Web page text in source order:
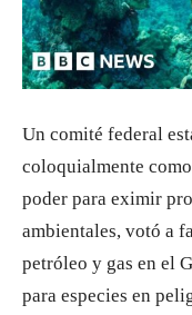
Un comité federal
coloquialmente
poder para eximir
ambientales, votó a
petróleo y gas en el
para especies en